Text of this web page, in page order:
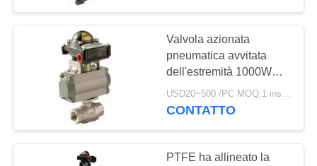
VISITA
FABBRICA
CONTROLLO
DELLA
QUALITÀ
Valvola azionata
pneumatica avvitata
dell'estremità 1000WOG
in tensione -
progettazione di carico
USD20~500 /PC MOQ:1 insieme
CONTATTO
PTFE ha allineato la